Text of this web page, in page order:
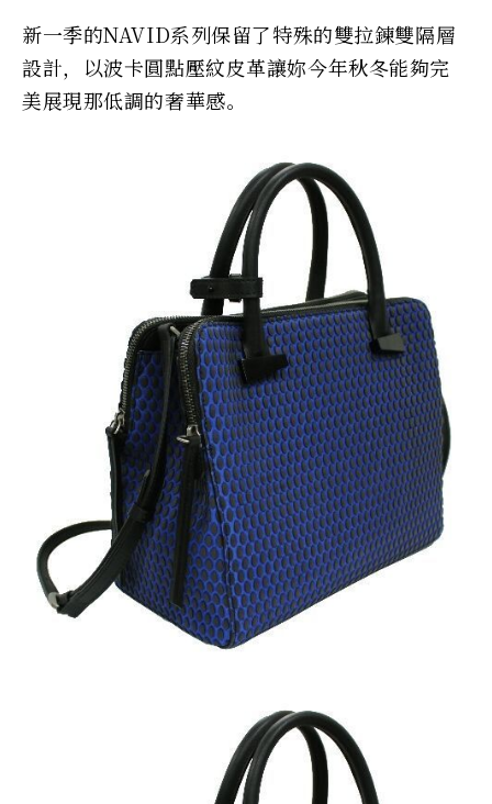
新一季的NAVID系列保留了特殊的雙拉鍊雙隔層
設計，以波卡圓點壓紋皮革讓妳今年秋冬能夠完
美展現那低調的奢華感。